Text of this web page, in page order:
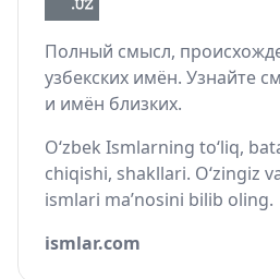
Полный смысл,
узбекских имён. Узнайте
и имён близких.
O‘zbek Ismlarning to‘liq,
chiqishi, shakllari. O‘zingiz
ismlari ma’nosini bilib oling.
ismlar.com